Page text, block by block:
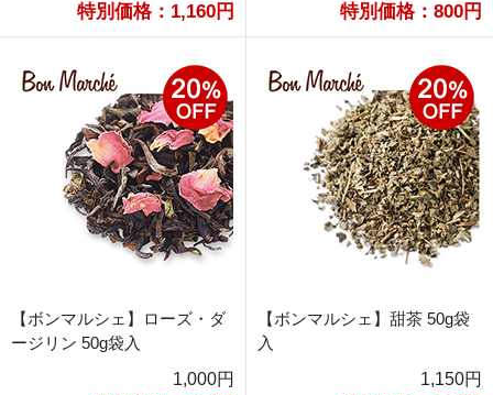
特別価格：1,160円 特別価格：800円
【ボンマルシェ】ローズ・ダ
ージリン 50g袋入
1,000円
【ボンマルシェ】甜茶 50g袋
入
1,150円